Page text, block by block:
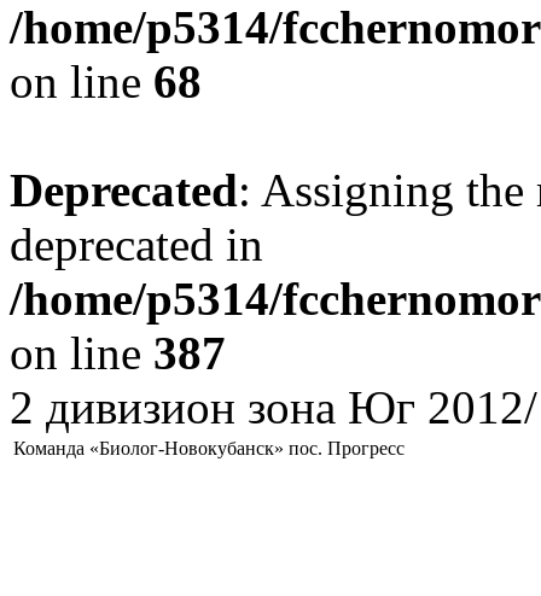
/home/p5314/
on line 68
Deprecated: Assigning the
deprecated in
/home/p5314/
on line 387
2 дивизион зона Юг
Команда «Биолог-Новокубанск» пос. Прогресс